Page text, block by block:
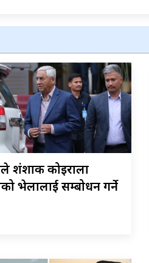
शंशाक कोइराला
भेलालाई सम्बोधन गर्ने